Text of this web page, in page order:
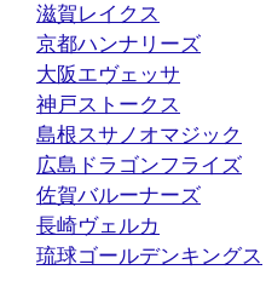
滋賀レイクス
京都ハンナリーズ
大阪エヴェッサ
神戸ストークス
島根スサノオマジック
広島ドラゴンフライズ
佐賀バルーナーズ
長崎ヴェルカ
琉球ゴールデンキングス